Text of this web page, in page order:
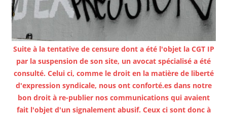
Suite à la tentative de censure dont a été l'objet la CGT IP
par la suspension de son site, un avocat spécialisé a été
consulté. Celui ci, comme le droit en la matière de liberté
d'expression syndicale, nous ont conforté.es dans notre
bon droit à re-publier nos communications qui avaient
fait l'objet d'un signalement abusif. Ceux ci sont donc à